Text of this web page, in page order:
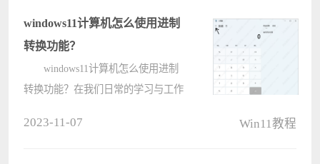
面小编就给大家带来lenovo台式电脑
升级Wi????
windows11计算机怎么使用进制
转换功能？
windows11计算机怎么使用进制
转换功能？在我们日常的学习与工作
2023-11-07 Win11教程